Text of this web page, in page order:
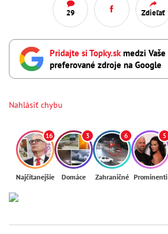
29 Zdieľať
Pridajte si Topky.sk medzi Vaše
preferované zdroje na Google
Nahlásiť chybu
16
Najčítanejšie
3
Domáce
6
Zahraničné
5
Prominenti